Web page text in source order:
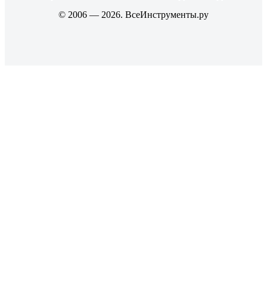
© 2006 — 2026. ВсеИнструменты.ру